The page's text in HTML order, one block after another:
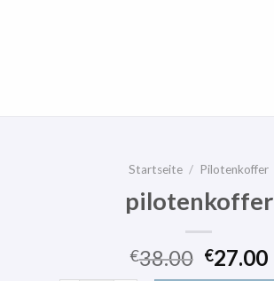
Startseite / Pilotenkoffer
pilotenkoffer
€38.00 €27.00